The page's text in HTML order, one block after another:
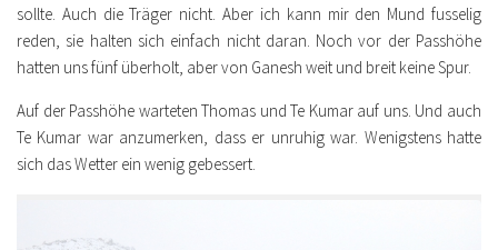
sollte. Auch die Träger nicht. Aber ich kann mir den Mund fusselig
reden, sie halten sich einfach nicht daran. Noch vor der Passhöhe
hatten uns fünf überholt, aber von Ganesh weit und breit keine Spur.
Auf der Passhöhe warteten Thomas und Te Kumar auf uns. Und auch
Te Kumar war anzumerken, dass er unruhig war. Wenigstens hatte
sich das Wetter ein wenig gebessert.